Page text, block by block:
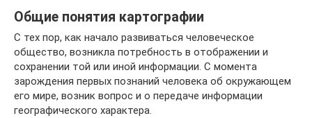
Общие понятия картографии
С тех пор, как начало развиваться человеческое
общество, возникла потребность в отображении и
сохранении той или иной информации. С момента
зарождения первых познаний человека об окружающем
его мире, возник вопрос и о передаче информации
географического характера.